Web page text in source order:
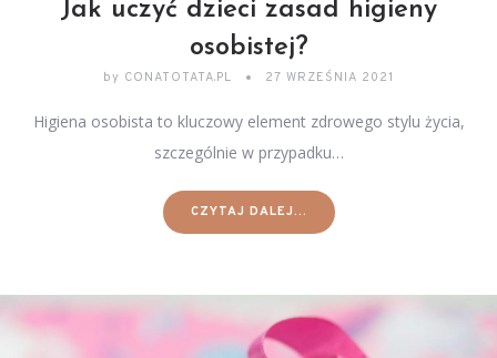
Jak uczyć dzieci zasad higieny
osobistej?
by CONATOTATA.PL 27 WRZEŚNIA 2021
Higiena osobista to kluczowy element zdrowego stylu życia,
szczególnie w przypadku…
CZYTAJ DALEJ...